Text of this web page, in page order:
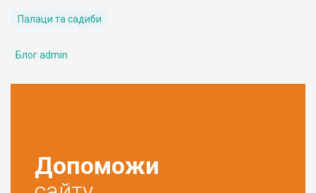
Палаци та садиби
Блог admin
Допоможи